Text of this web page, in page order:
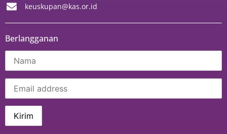
keuskupan@kas.or.id
Berlangganan